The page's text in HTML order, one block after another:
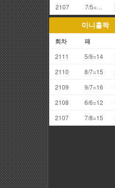
2107
7/5=2끗
미니홀짝
회차 패
2111 5/9=14
2110
8/7=15
2109
9/7=16
2108
6/6=12
2107
7/8=15